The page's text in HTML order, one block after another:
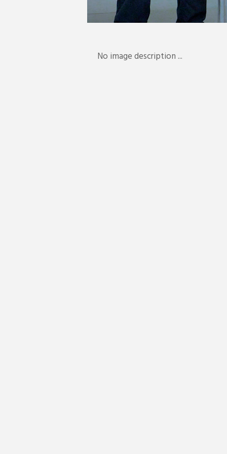
No image description ...